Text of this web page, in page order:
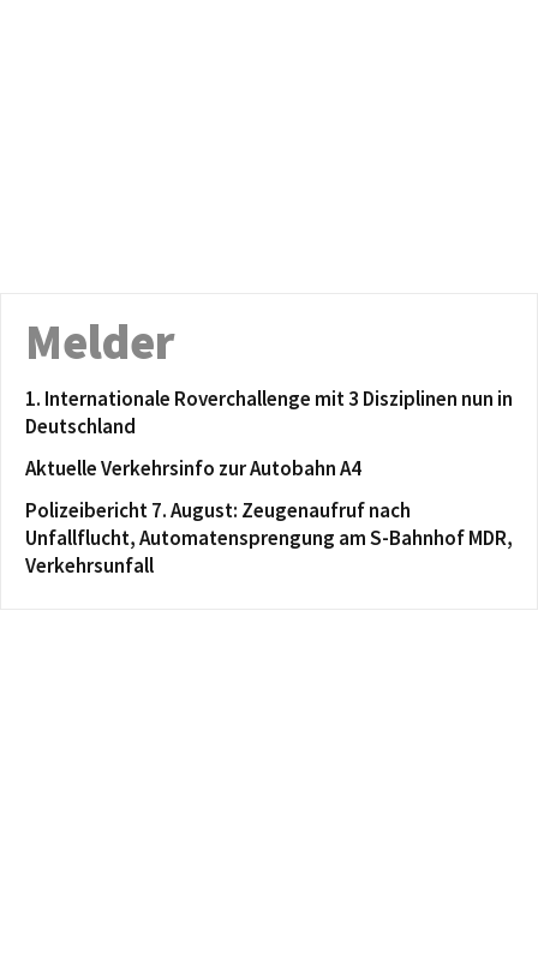
Melder
1. Internationale Roverchallenge mit 3 Disziplinen nun in
Deutschland
Aktuelle Verkehrsinfo zur Autobahn A4
Polizeibericht 7. August: Zeugenaufruf nach
Unfallflucht, Automatensprengung am S-Bahnhof MDR,
Verkehrsunfall